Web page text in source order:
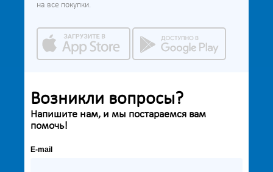
на все покупки.
Возникли вопросы?
Напишите нам, и мы постараемся вам
помочь!
E-mail